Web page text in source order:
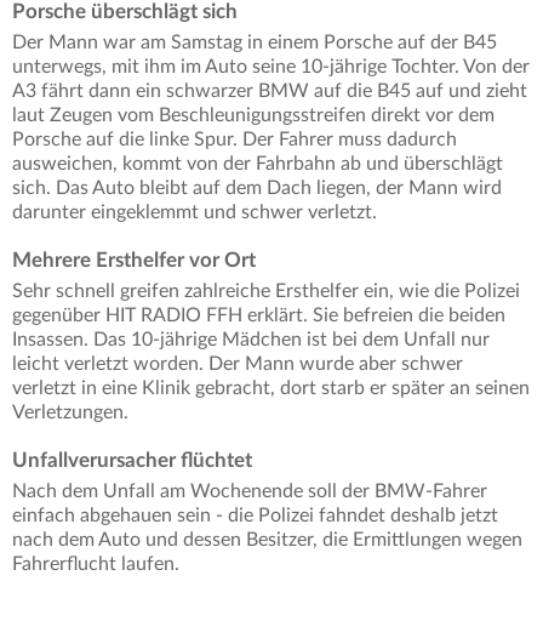
Porsche überschlägt sich
Der Mann war am Samstag in einem Porsche auf der B45
unterwegs, mit ihm im Auto seine 10-jährige Tochter. Von der
A3 fährt dann ein schwarzer BMW auf die B45 auf und zieht
laut Zeugen vom Beschleunigungsstreifen direkt vor dem
Porsche auf die linke Spur. Der Fahrer muss dadurch
ausweichen, kommt von der Fahrbahn ab und überschlägt
sich. Das Auto bleibt auf dem Dach liegen, der Mann wird
darunter eingeklemmt und schwer verletzt.
Mehrere Ersthelfer vor Ort
Sehr schnell greifen zahlreiche Ersthelfer ein, wie die Polizei
gegenüber HIT RADIO FFH erklärt. Sie befreien die beiden
Insassen. Das 10-jährige Mädchen ist bei dem Unfall nur
leicht verletzt worden. Der Mann wurde aber schwer
verletzt in eine Klinik gebracht, dort starb er später an seinen
Verletzungen.
Unfallverursacher flüchtet
Nach dem Unfall am Wochenende soll der BMW-Fahrer
einfach abgehauen sein - die Polizei fahndet deshalb jetzt
nach dem Auto und dessen Besitzer, die Ermittlungen wegen
Fahrerflucht laufen.